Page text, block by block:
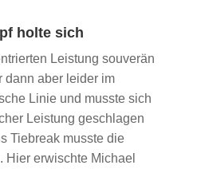
holte sich
Leistung souverän
dann aber leider im
Linie und musste sich
Leistung geschlagen
Tiebreak musste die
Hier erwischte Michael